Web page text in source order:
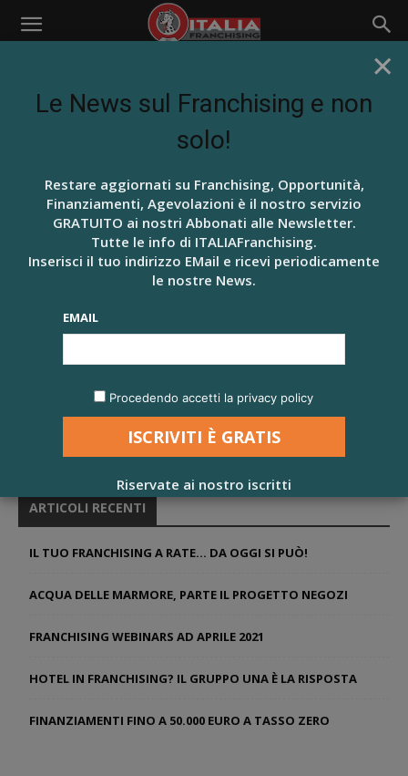
TAG: CATANIA
A CATANIA IL PRIMO “FRANCHISING DAY” PER
ARTICOLI RECENTI
IL TUO FRANCHISING A RATE… DA OGGI SI PUÒ!
ACQUA DELLE MARMORE, PARTE IL PROGETTO NEGOZI
FRANCHISING WEBINARS AD APRILE 2021
HOTEL IN FRANCHISING? IL GRUPPO UNA È LA RISPOSTA
FINANZIAMENTI FINO A 50.000 EURO A TASSO ZERO
×
Le News sul Franchising e non
solo!
Restare aggiornati su Franchising, Opportunità,
Finanziamenti, Agevolazioni è il nostro servizio
GRATUITO ai nostri Abbonati alle Newsletter.
Tutte le info di ITALIAFranchising.
Inserisci il tuo indirizzo EMail e ricevi periodicamente
le nostre News.
EMAIL
Procedendo accetti la privacy policy
Riservate ai nostro iscritti